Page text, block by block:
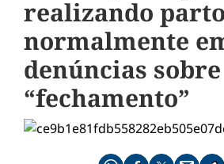
realizando
normalmente
denúncias sobre
“fechamento”